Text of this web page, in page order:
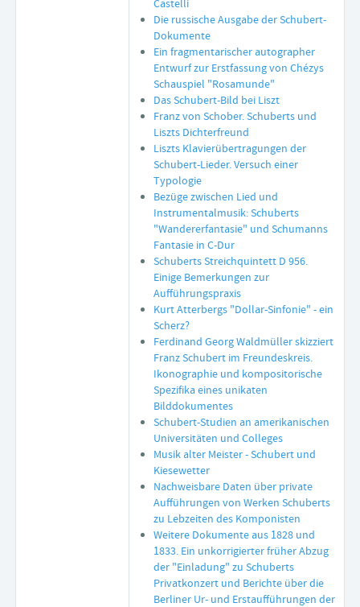
Castelli
Die russische Ausgabe der Schubert-
Dokumente
Ein fragmentarischer autographer
Entwurf zur Erstfassung von Chézys
Schauspiel "Rosamunde"
Das Schubert-Bild bei Liszt
Franz von Schober. Schuberts und
Liszts Dichterfreund
Liszts Klavierübertragungen der
Schubert-Lieder. Versuch einer
Typologie
Bezüge zwischen Lied und
Instrumentalmusik: Schuberts
"Wandererfantasie" und Schumanns
Fantasie in C-Dur
Schuberts Streichquintett D 956.
Einige Bemerkungen zur
Aufführungspraxis
Kurt Atterbergs "Dollar-Sinfonie" - ein
Scherz?
Ferdinand Georg Waldmüller skizziert
Franz Schubert im Freundeskreis.
Ikonographie und kompositorische
Spezifika eines unikaten
Bilddokumentes
Schubert-Studien an amerikanischen
Universitäten und Colleges
Musik alter Meister - Schubert und
Kiesewetter
Nachweisbare Daten über private
Aufführungen von Werken Schuberts
zu Lebzeiten des Komponisten
Weitere Dokumente aus 1828 und
1833. Ein unkorrigierter früher Abzug
der "Einladung" zu Schuberts
Privatkonzert und Berichte über die
Berliner Ur- und Erstaufführungen der